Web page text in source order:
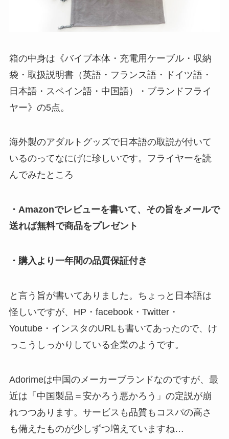
箱の中身は《バイブ本体・充電用ケーブル・収納
袋・取扱説明書（英語・フランス語・ドイツ語・
日本語・スペイン語・中国語）・ブランドフライ
ヤー》の5点。
海外製のアダルトグッズで日本語の取説が付いて
いるのってなにげに珍しいです。フライヤーを読
んでみたところ
・Amazonでレビューを書いて、その旨をメールで
送れば無料で商品をプレゼント
・購入より一年間の品質保証付き
と言う旨が書いてありました。ちょっと日本語は
怪しいですが、HP・facebook・Twitter・
Youtube・インスタのURLも書いてあったので、け
っこうしっかりしている企業のようです。
Adorimeは中国のメーカーブランドなのですが、最
近は「中国製品＝安かろう悪かろう」の定説が崩
れつつあります。サービスも品質もコスパの高さ
も備えたものが少しずつ増えていますね…